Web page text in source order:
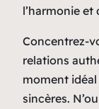
l’harmonie et
Concentrez-
relations
moment
sincères.